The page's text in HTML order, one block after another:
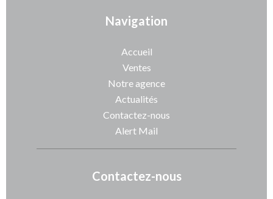
Navigation
Accueil
Ventes
Notre agence
Actualités
Contactez-nous
Alert Mail
Contactez-nous